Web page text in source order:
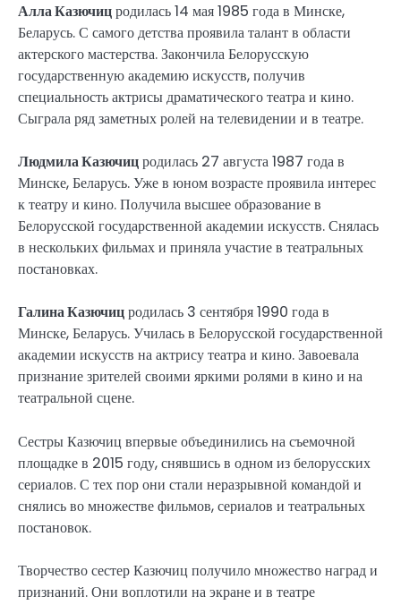
Алла Казючицродилась 14 мая 1985 года в Минске,
Беларусь. С самого детства проявила талант в области
актерского мастерства. Закончила Белорусскую
государственную академию искусств, получив
специальность актрисы драматического театра и кино.
Сыграла ряд заметных ролей на телевидении и в театре.
Людмила Казючицродилась 27 августа 1987 года в
Минске, Беларусь. Уже в юном возрасте проявила интерес
к театру и кино. Получила высшее образование в
Белорусской государственной академии искусств. Снялась
в нескольких фильмах и приняла участие в театральных
постановках.
Галина Казючицродилась 3 сентября 1990 года в
Минске, Беларусь. Училась в Белорусской государственной
академии искусств на актрису театра и кино. Завоевала
признание зрителей своими яркими ролями в кино и на
театральной сцене.
Сестры Казючиц впервые объединились на съемочной
площадке в 2015 году, снявшись в одном из белорусских
сериалов. С тех пор они стали неразрывной командой и
снялись во множестве фильмов, сериалов и театральных
постановок.
Творчество сестер Казючиц получило множество наград и
признаний. Они воплотили на экране и в театре